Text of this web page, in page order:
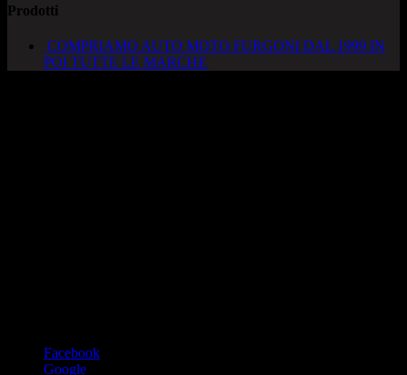
Prodotti
COMPRIAMO AUTO MOTO FURGONI DAL 1999 IN
POI TUTTE LE MARCHE
Facebook
Google